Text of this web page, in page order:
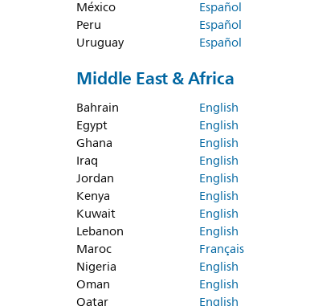
México
Español
Peru
Español
Uruguay
Español
Middle East & Africa
Bahrain
English
Egypt
English
Ghana
English
Iraq
English
Jordan
English
Kenya
English
Kuwait
English
Lebanon
English
Maroc
Français
Nigeria
English
Oman
English